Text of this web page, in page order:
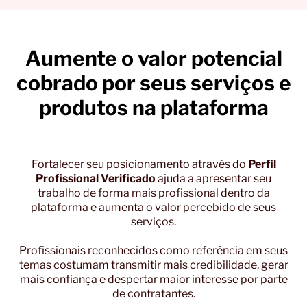
Basta nos enviar um email através do
endereço
contato@bancodepalestrantes.comou então
visite a página de contato de nosso site para
falar conosco.
nem mesmo precisar nos avisar. Liberdade
total.
Aumente o valor potencial
cobrado por seus serviços e
produtos na plataforma
Fortalecer seu posicionamento através do Perfil
Profissional Verificado ajuda a apresentar seu
trabalho de forma mais profissional dentro da
plataforma e aumenta o valor percebido de seus
serviços.
Profissionais reconhecidos como referência em seus
temas costumam transmitir mais credibilidade, gerar
mais confiança e despertar maior interesse por parte
de contratantes.